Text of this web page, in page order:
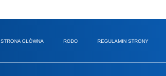
STRONA GŁÓWNA RODO REGULAMIN STRONY